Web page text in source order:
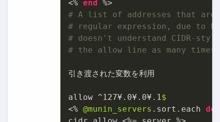
<% end
# A list of addresses that are
# regular expression, due to
# doesn't understand CIDR-
# the allow line as many
引き渡された変数を利用
allow ^127¥. 0¥. 0¥. 1
<% @munin_servers .sort.each do